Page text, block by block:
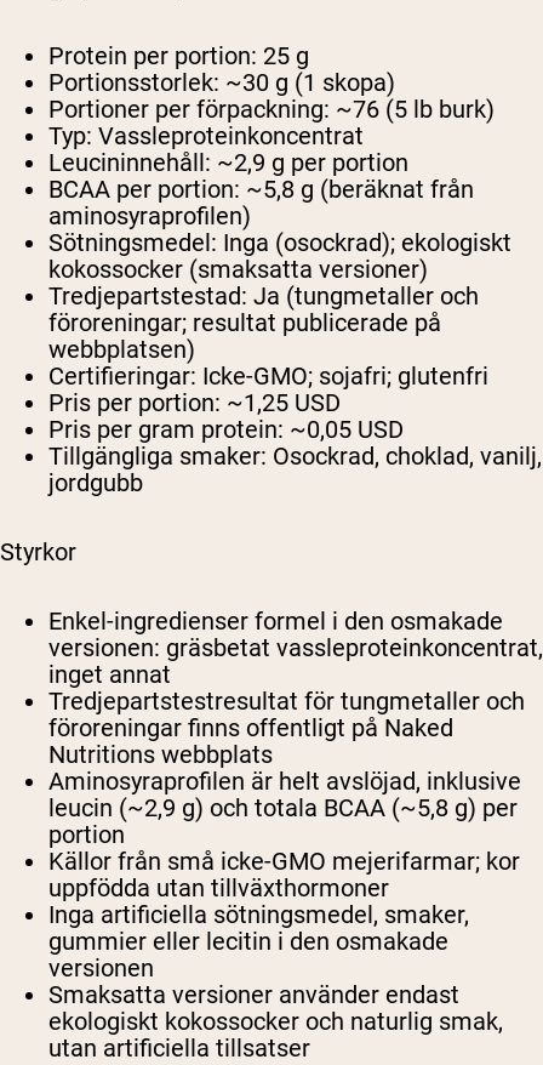
Protein per portion: 25 g
Portionsstorlek: ~30 g (1 skopa)
Portioner per förpackning: ~76 (5 lb burk)
Typ: Vassleproteinkoncentrat
Leucininnehåll: ~2,9 g per portion
BCAA per portion: ~5,8 g (beräknat från
aminosyraprofilen)
Sötningsmedel: Inga (osockrad); ekologiskt
kokossocker (smaksatta versioner)
Tredjepartstestad: Ja (tungmetaller och
föroreningar; resultat publicerade på
webbplatsen)
Certifieringar: Icke-GMO; sojafri; glutenfri
Pris per portion: ~1,25 USD
Pris per gram protein: ~0,05 USD
Tillgängliga smaker: Osockrad, choklad, vanilj,
jordgubb
Styrkor
Enkel-ingredienser formel i den osmakade
versionen: gräsbetat vassleproteinkoncentrat,
inget annat
Tredjepartstestresultat för tungmetaller och
föroreningar finns offentligt på Naked
Nutritions webbplats
Aminosyraprofilen är helt avslöjad, inklusive
leucin (~2,9 g) och totala BCAA (~5,8 g) per
portion
Källor från små icke-GMO mejerifarmar; kor
uppfödda utan tillväxthormoner
Inga artificiella sötningsmedel, smaker,
gummier eller lecitin i den osmakade
versionen
Smaksatta versioner använder endast
ekologiskt kokossocker och naturlig smak,
utan artificiella tillsatser